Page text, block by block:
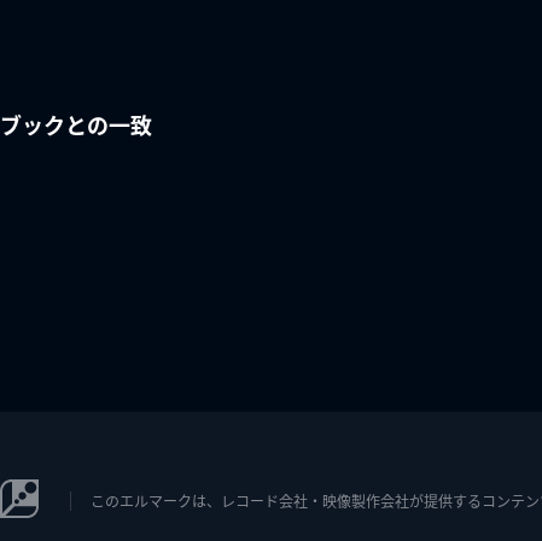
ブックとの一致
このエルマークは、レコード会社・映像製作会社が提供するコンテ